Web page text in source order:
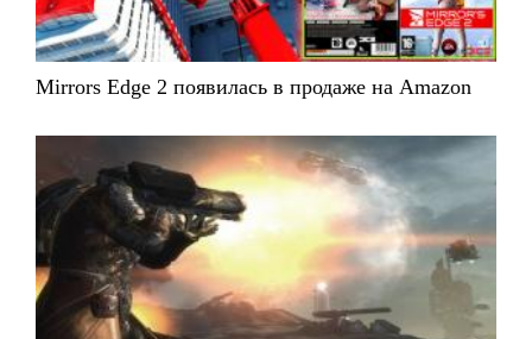
Mirrors Edge 2 появилась в продаже на Amazon